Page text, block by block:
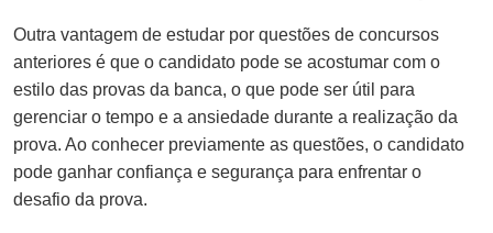
Outra vantagem de estudar por questões de concursos
anteriores é que o candidato pode se acostumar com o
estilo das provas da banca, o que pode ser útil para
gerenciar o tempo e a ansiedade durante a realização da
prova. Ao conhecer previamente as questões, o candidato
pode ganhar confiança e segurança para enfrentar o
desafio da prova.